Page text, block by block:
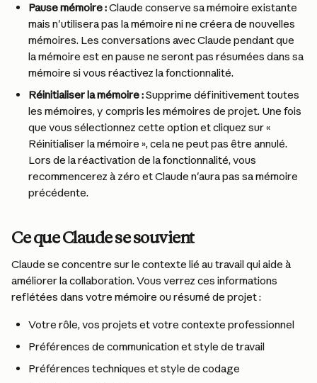
Pause mémoire : Claude conserve sa mémoire existante
mais n'utilisera pas la mémoire ni ne créera de nouvelles
mémoires. Les conversations avec Claude pendant que
la mémoire est en pause ne seront pas résumées dans sa
mémoire si vous réactivez la fonctionnalité.
Réinitialiser la mémoire : Supprime définitivement toutes
les mémoires, y compris les mémoires de projet. Une fois
que vous sélectionnez cette option et cliquez sur «
Réinitialiser la mémoire », cela ne peut pas être annulé.
Lors de la réactivation de la fonctionnalité, vous
recommencerez à zéro et Claude n'aura pas sa mémoire
précédente.
Ce que Claude se souvient
Claude se concentre sur le contexte lié au travail qui aide à
améliorer la collaboration. Vous verrez ces informations
reflétées dans votre mémoire ou résumé de projet :
Votre rôle, vos projets et votre contexte professionnel
Préférences de communication et style de travail
Préférences techniques et style de codage